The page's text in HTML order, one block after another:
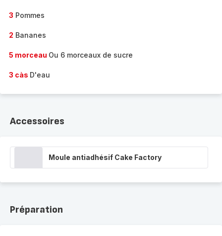
3 Pommes
2 Bananes
5 morceau Ou 6 morceaux de sucre
3 càs D'eau
Accessoires
Moule antiadhésif Cake Factory
Préparation